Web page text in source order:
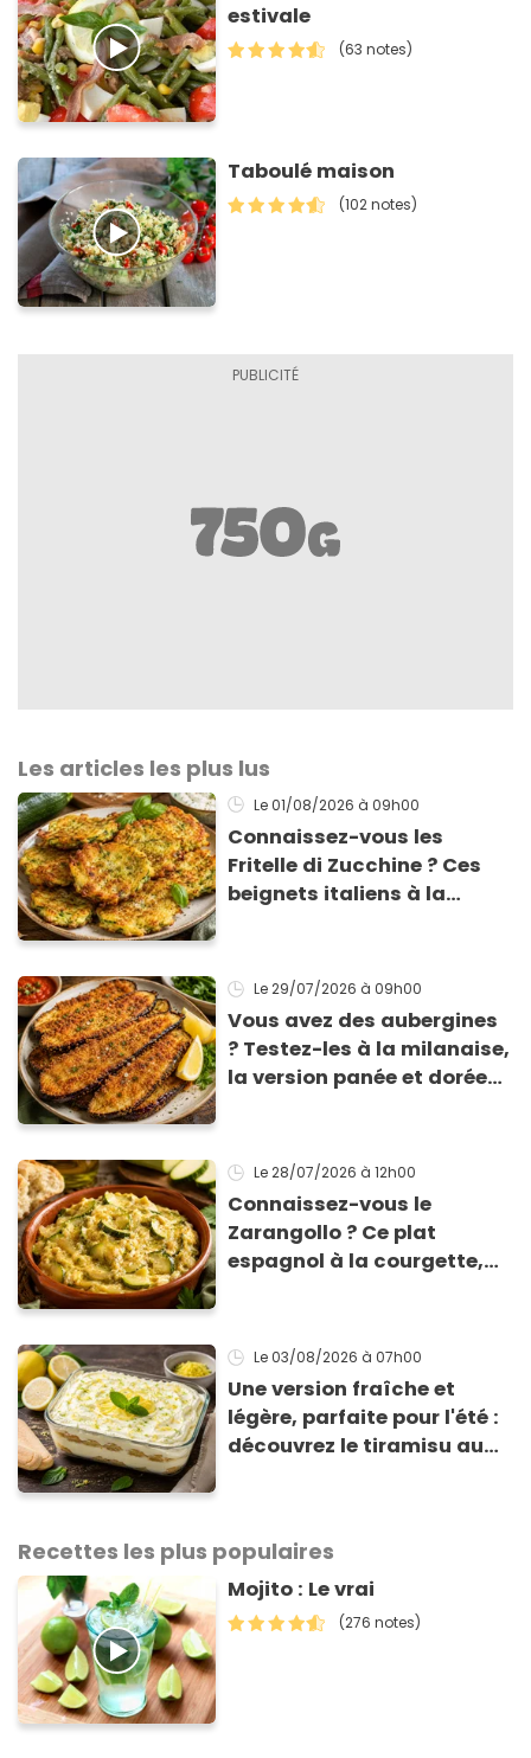
estivale
(63 notes)
Taboulé maison
(102 notes)
Les articles les plus lus
Le 01/08/2026 à 09h00
Connaissez-vous les
Fritelle di Zucchine ? Ces
beignets italiens à la
Le 29/07/2026 à 09h00
Vous avez des aubergines
? Testez-les à la milanaise,
la version panée et dorée
Le 28/07/2026 à 12h00
Connaissez-vous le
Zarangollo ? Ce plat
espagnol à la courgette,
Le 03/08/2026 à 07h00
Une version fraîche et
légère, parfaite pour l'été :
découvrez le tiramisu au
Recettes les plus populaires
Mojito : Le vrai
(276 notes)